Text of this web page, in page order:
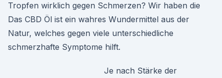
Tropfen wirklich gegen Schmerzen? Wir haben die
Das CBD Öl ist ein wahres Wundermittel aus der
Natur, welches gegen viele unterschiedliche
schmerzhafte Symptome hilft.
Je nach Stärke der